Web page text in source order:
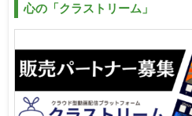
心の「クラストリーム」